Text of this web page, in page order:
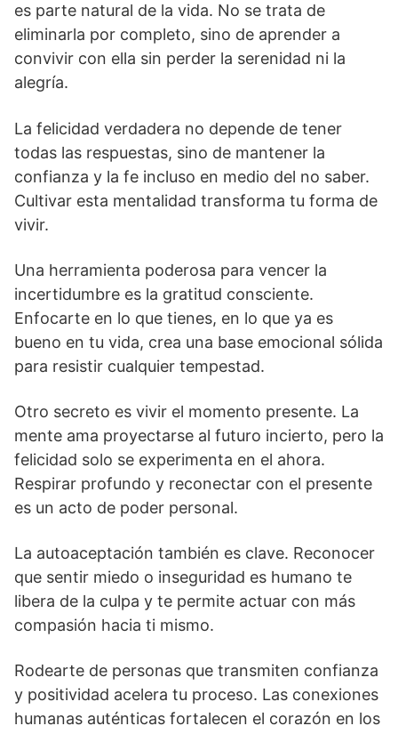
es parte natural de la vida. No se trata de
eliminarla por completo, sino de aprender a
convivir con ella sin perder la serenidad ni la
alegría.
La felicidad verdadera no depende de tener
todas las respuestas, sino de mantener la
confianza y la fe incluso en medio del no saber.
Cultivar esta mentalidad transforma tu forma de
vivir.
Una herramienta poderosa para vencer la
incertidumbre es la gratitud consciente.
Enfocarte en lo que tienes, en lo que ya es
bueno en tu vida, crea una base emocional sólida
para resistir cualquier tempestad.
Otro secreto es vivir el momento presente. La
mente ama proyectarse al futuro incierto, pero la
felicidad solo se experimenta en el ahora.
Respirar profundo y reconectar con el presente
es un acto de poder personal.
La autoaceptación también es clave. Reconocer
que sentir miedo o inseguridad es humano te
libera de la culpa y te permite actuar con más
compasión hacia ti mismo.
Rodearte de personas que transmiten confianza
y positividad acelera tu proceso. Las conexiones
humanas auténticas fortalecen el corazón en los